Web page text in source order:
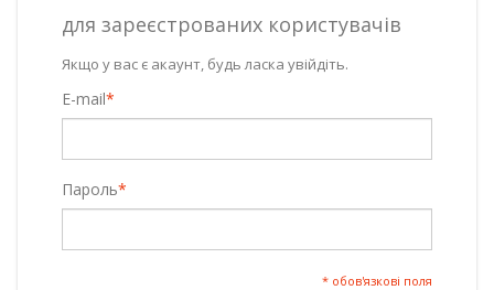
для зареєстрованих користувачів
Якщо у вас є акаунт, будь ласка увійдіть.
*
E-mail
*
Пароль
* обов'язкові поля